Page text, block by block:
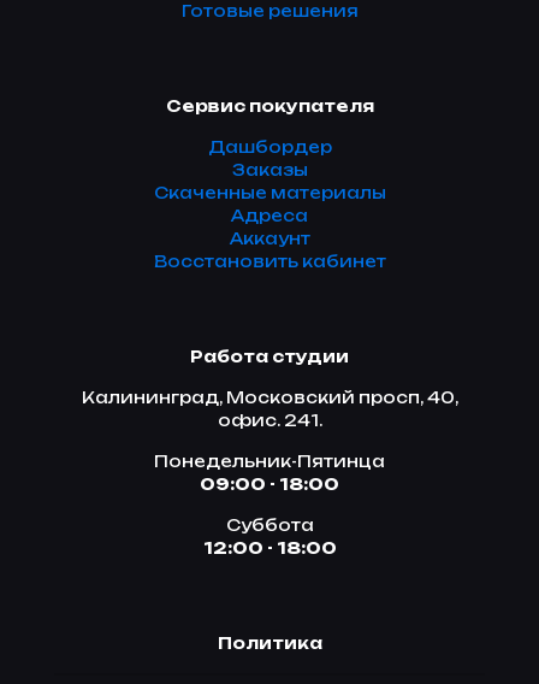
Готовые решения
Сервис покупателя
Дашбордер
Заказы
Скаченные материалы
Адреса
Аккаунт
Восстановить кабинет
Работа студии
Калининград, Московский просп, 40,
офис. 241.
Понедельник-Пятинца
09:00 - 18:00
Суббота
12:00 - 18:00
Политика